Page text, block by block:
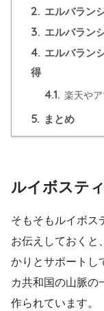
2. エルバラン
3. エルバラン
4. エルバラン
得
4.1. 楽天や
5. まとめ
ルイボステ
そもそもルイボス
お伝えしておくと
かりとサポートし
カ共和国の山脈の
作られています。